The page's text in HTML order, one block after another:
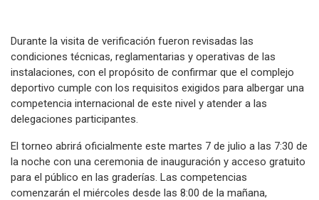
Durante la visita de verificación fueron revisadas las
condiciones técnicas, reglamentarias y operativas de las
instalaciones, con el propósito de confirmar que el complejo
deportivo cumple con los requisitos exigidos para albergar una
competencia internacional de este nivel y atender a las
delegaciones participantes.
El torneo abrirá oficialmente este martes 7 de julio a las 7:30 de
la noche con una ceremonia de inauguración y acceso gratuito
para el público en las graderías. Las competencias
comenzarán el miércoles desde las 8:00 de la mañana,